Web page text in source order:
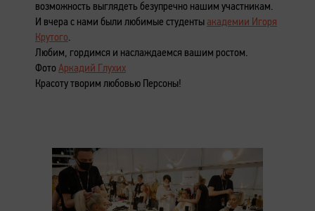
возможность выглядеть безупречно нашим участникам.
И вчера с нами были любимые студенты академии Игоря
Крутого
Любим, гордимся и наслаждаемся вашим ростом.
Фото Аркадий Глухих
Красоту творим любовью Персоны!